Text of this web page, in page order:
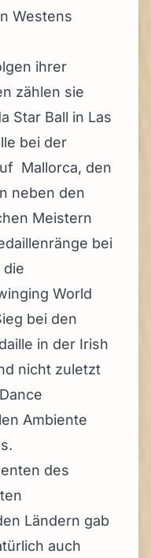
Westens
ihrer
zählen sie
Star Ball in Las
bei der
Mallorca, den
neben den
Meistern
bei
die
World
bei den
in der Irish
nicht zuletzt
Ambiente
des
Ländern gab
auch